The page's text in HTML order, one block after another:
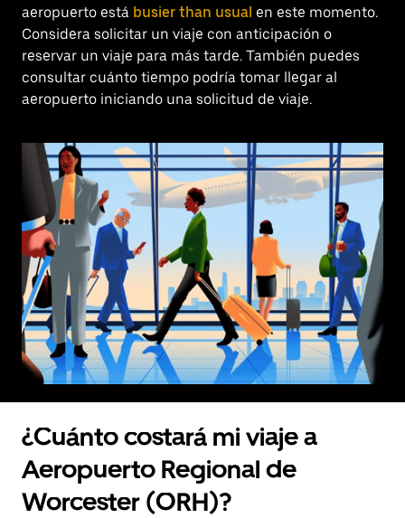
aeropuerto está busier than usual en este momento.
Considera solicitar un viaje con anticipación o
reservar un viaje para más tarde. También puedes
consultar cuánto tiempo podría tomar llegar al
aeropuerto iniciando una solicitud de viaje.
¿Cuánto costará mi viaje a
Aeropuerto Regional de
Worcester (ORH)?